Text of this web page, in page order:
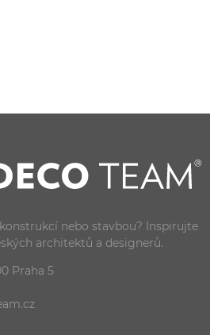
nebo stavbou? Inspirujte
architektů a designerů.
Praha 5